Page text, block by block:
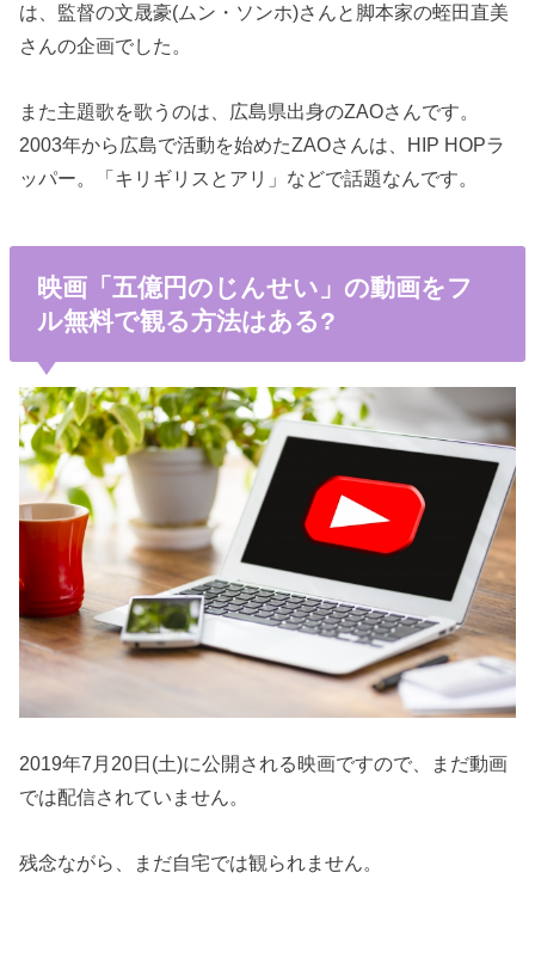
は、監督の文晟豪(ムン・ソンホ)さんと脚本家の蛭田直美
さんの企画でした。
また主題歌を歌うのは、広島県出身のZAOさんです。
2003年から広島で活動を始めたZAOさんは、HIP HOPラ
ッパー。「キリギリスとアリ」などで話題なんです。
映画「五億円のじんせい」の動画をフ
ル無料で観る方法はある?
2019年7月20日(土)に公開される映画ですので、まだ動画
では配信されていません。
残念ながら、まだ自宅では観られません。